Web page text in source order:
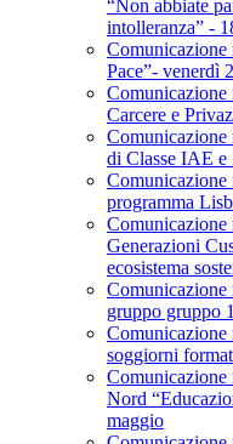
“Non abbiate
intolleranza” -
Comunicazione
Pace”- venerdì
Comunicazione
Carcere e
Comunicazione
di Classe IAE
Comunicazione
programma
Comunicazione
Generazioni
ecosistema
Comunicazione
gruppo gruppo
Comunicazione
soggiorni
Comunicazione
Nord
maggio